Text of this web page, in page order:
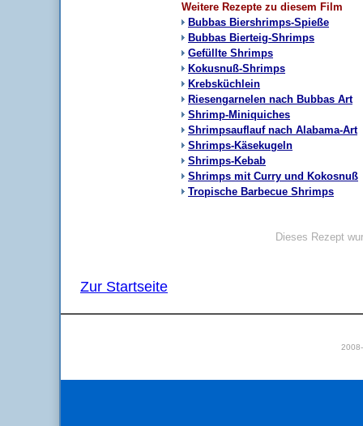
Weitere Rezepte zu diesem Film
Bubbas Biershrimps-Spieße
Bubbas Bierteig-Shrimps
Gefüllte Shrimps
Kokusnuß-Shrimps
Krebsküchlein
Riesengarnelen nach Bubbas Art
Shrimp-Miniquiches
Shrimpsauflauf nach Alabama-Art
Shrimps-Käsekugeln
Shrimps-Kebab
Shrimps mit Curry und Kokosnuß
Tropische Barbecue Shrimps
Dieses Rezept
Zur Startseite